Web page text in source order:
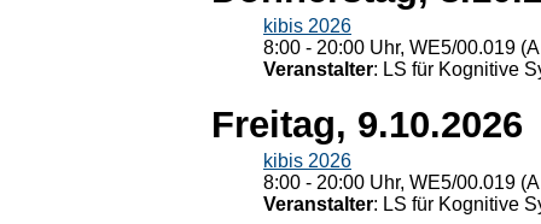
kibis 2026
8:00 - 20:00 Uhr, WE5/00.019
Veranstalter: LS für Kognitive
Freitag, 9.10.2026
kibis 2026
8:00 - 20:00 Uhr, WE5/00.019
Veranstalter: LS für Kognitive